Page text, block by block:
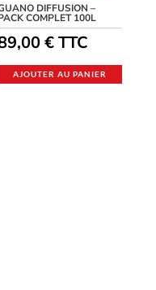
DIFFUSION –
COMPLET 100L
€TTC
AJOUTER AU PANIER